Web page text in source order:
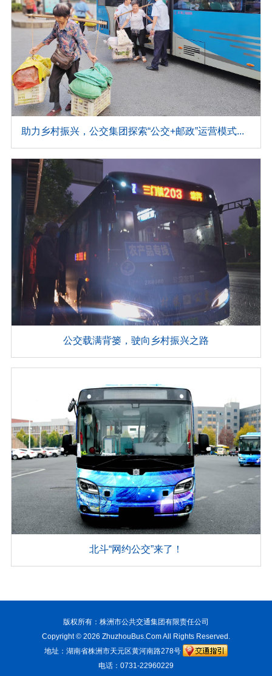
助力乡村振兴，公交集团探索“公交+邮政”运营模式，开通三条“客货邮”专线
公交载满背篓，驶向乡村振兴之路
北斗“网约公交”来了！
版权所有：株洲市公共交通集团有限责任公司
Copyright © 2026 ZhuzhouBus.ComAll Rights Reserved.
地址：湖南省株洲市天元区黄河南路278号
电话：0731-22960229